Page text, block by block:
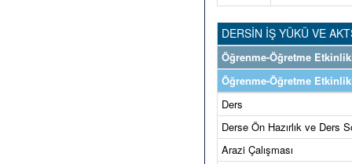
DERSİN İŞ YÜKÜ VE
Öğrenme-Öğretme
Öğrenme-Öğretme
Ders
Derse Ön Hazırlık ve Ders
Arazi Çalışması